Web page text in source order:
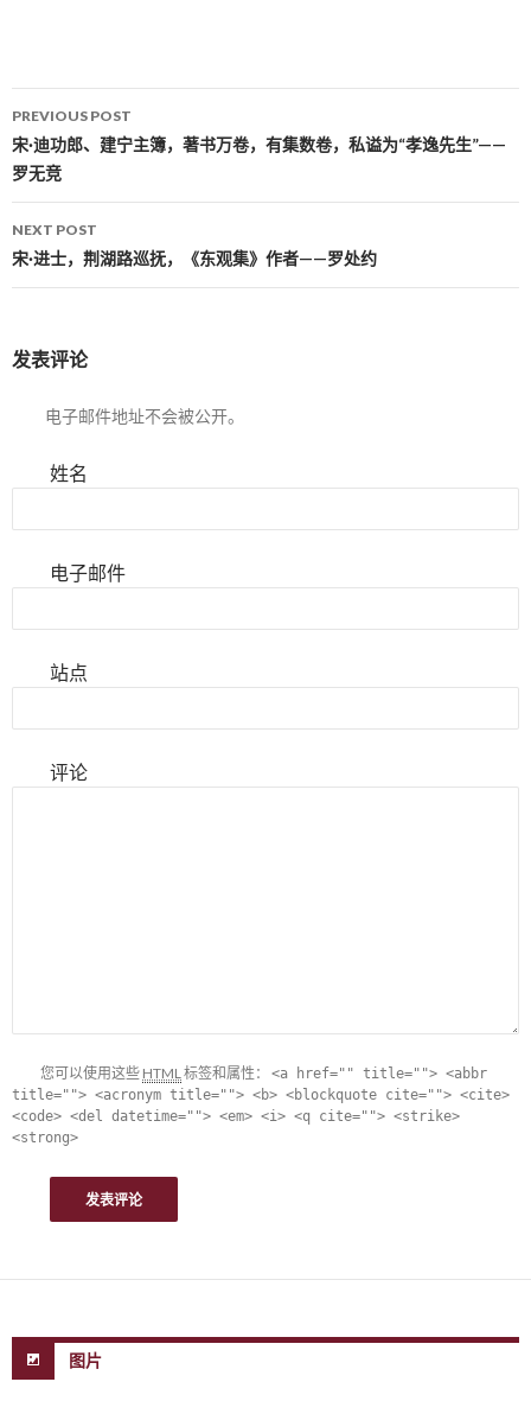
Post navigation
PREVIOUS POST
宋·迪功郎、建宁主簿，著书万卷，有集数卷，私谥为“孝逸先生”——
罗无竞
NEXT POST
宋·进士，荆湖路巡抚，《东观集》作者——罗处约
发表评论
电子邮件地址不会被公开。
姓名
电子邮件
站点
评论
您可以使用这些 HTML标签和属性： <a href="" title=""> <abbr
title=""> <acronym title=""> <b> <blockquote cite=""> <cite>
<code> <del datetime=""> <em> <i> <q cite=""> <strike>
<strong>
图片